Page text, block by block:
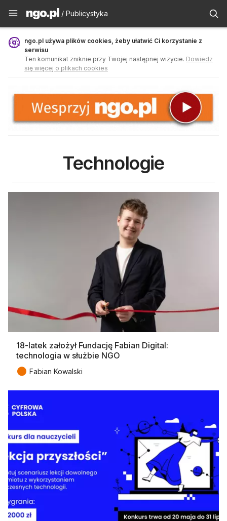
Publicystyka - ngo.pl
/ Publicystyka
ngo.pl używa plików cookies, żeby ułatwić Ci korzystanie z
serwisu
Ten komunikat zniknie przy Twojej następnej wizycie. Dowiedz
się więcej o plikach cookies
Technologie
18-latek założył Fundację Fabian Digital:
technologia w służbie NGO
● Fabian Kowalski